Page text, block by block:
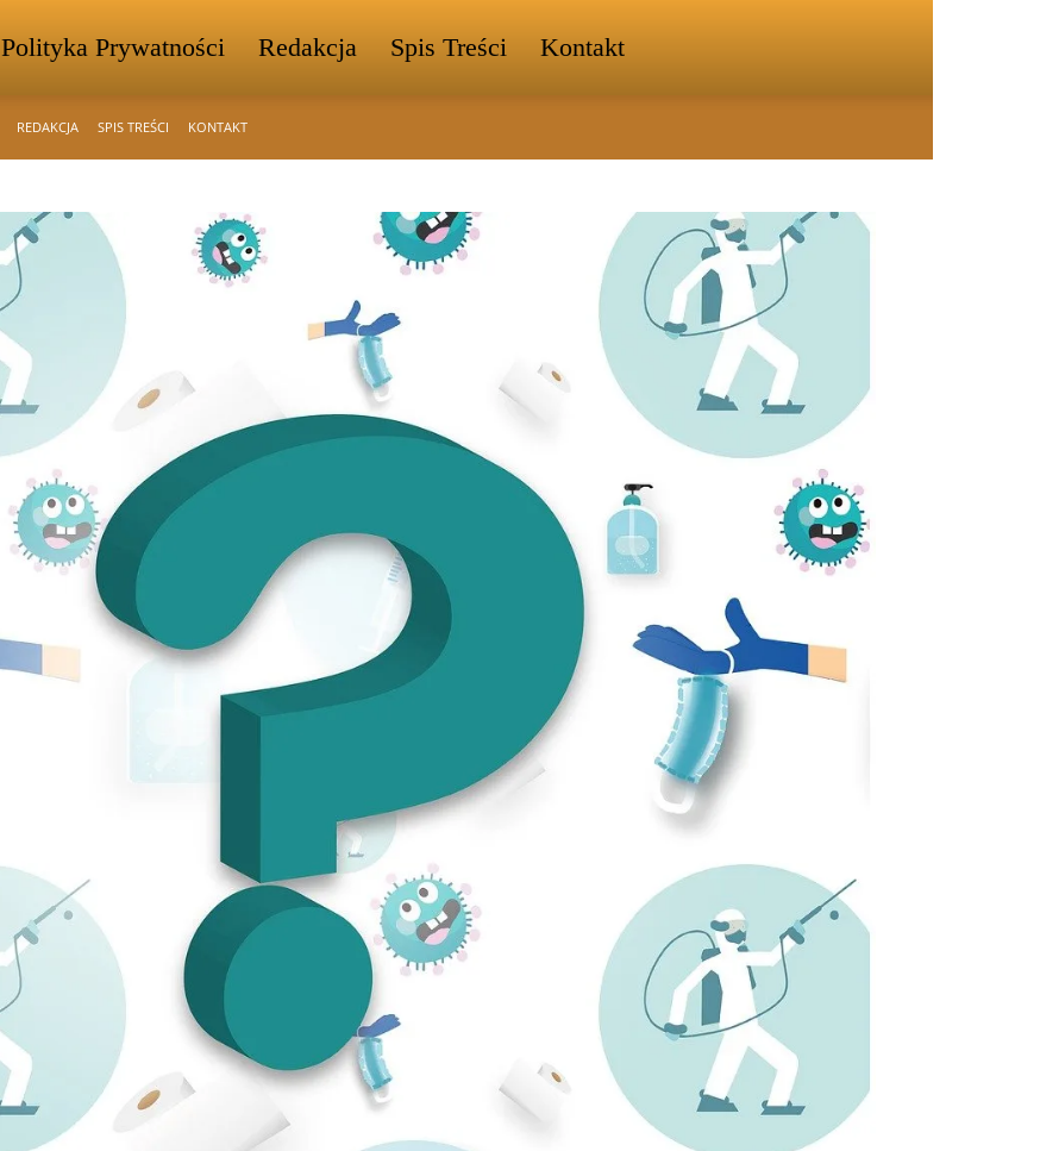
Polityka Prywatności Redakcja Spis Treści Kontakt
REDAKCJA SPIS TREŚCI KONTAKT